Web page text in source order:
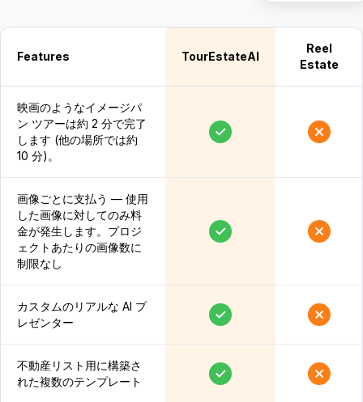
Features TourEstateAI
Reel
Estate
映画のようなイメージパ
ン ツアーは約 2 分で完了
します (他の場所では約
10 分)。
画像ごとに支払う — 使用
した画像に対してのみ料
金が発生します。プロジ
ェクトあたりの画像数に
制限なし
カスタムのリアルな AI プ
レゼンター
不動産リスト用に構築さ
れた複数のテンプレート